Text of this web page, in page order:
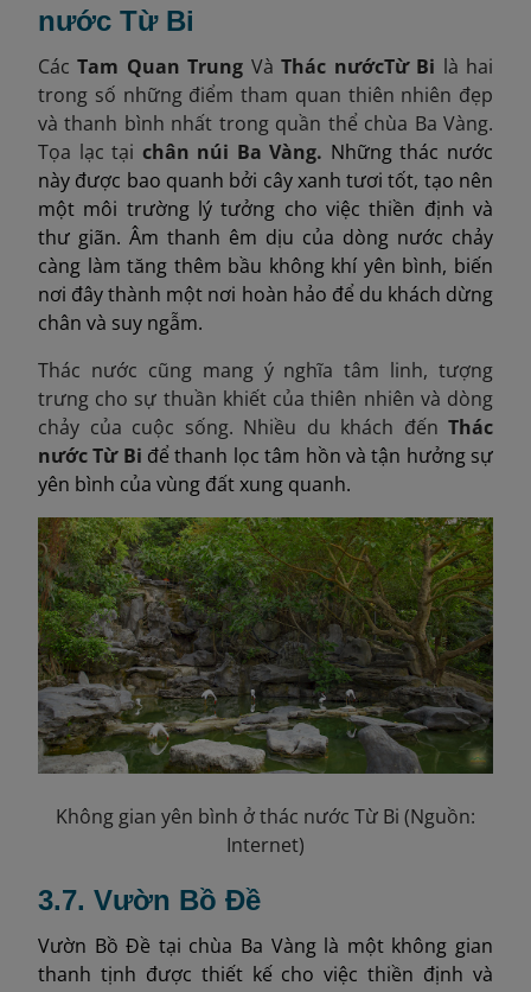
nước Từ Bi
CácTam Quan Trung VàThác nướcTừ Bi là hai
trong số những điểm tham quan thiên nhiên đẹp
và thanh bình nhất trong quần thể chùa Ba Vàng.
Tọa lạc tại chân núi Ba Vàng. Những thác nước
này được bao quanh bởi cây xanh tươi tốt, tạo nên
một môi trường lý tưởng cho việc thiền định và
thư giãn. Âm thanh êm dịu của dòng nước chảy
càng làm tăng thêm bầu không khí yên bình, biến
nơi đây thành một nơi hoàn hảo để du khách dừng
chân và suy ngẫm.
Thác nước cũng mang ý nghĩa tâm linh, tượng
trưng cho sự thuần khiết của thiên nhiên và dòng
chảy của cuộc sống. Nhiều du khách đến Thác
nước Từ Bi để thanh lọc tâm hồn và tận hưởng sự
yên bình của vùng đất xung quanh.
Không gian yên bình ở thác nước Từ Bi (Nguồn:
Internet)
3.7. Vườn Bồ Đề
Vườn Bồ Đề tại chùa Ba Vàng là một không gian
thanh tịnh được thiết kế cho việc thiền định và